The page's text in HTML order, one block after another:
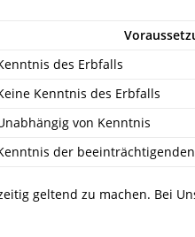
des Erbfalls
Kenntnis des Erbfalls
von Kenntnis
der
geltend zu machen. Bei